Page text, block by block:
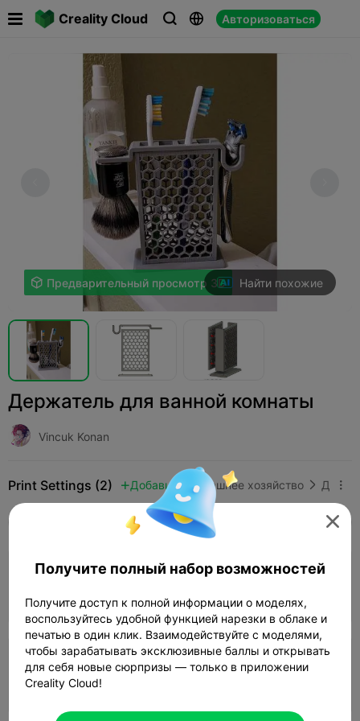
Creality Cloud   Авторизоваться
 Предварительный просмотр 3D Найти похожие
Держатель для ванной комнаты
Vincuk Konan
Print Settings (2)  Добавить Домашнее хозяйство  
K2 Plus K2 Pro
Слой 0,2 мм, 2 стенки, 10% заполнения
06h 37m
Слой 0,2 мм, 2 стенки, 15% заполнения

Получите полный набор возможностей
Получите доступ к полной информации о моделях,
воспользуйтесь удобной функцией нарезки в облаке и
печатью в один клик. Взаимодействуйте с моделями,
чтобы зарабатывать эксклюзивные баллы и открывать
для себя новые сюрпризы — только в приложении
Creality Cloud!